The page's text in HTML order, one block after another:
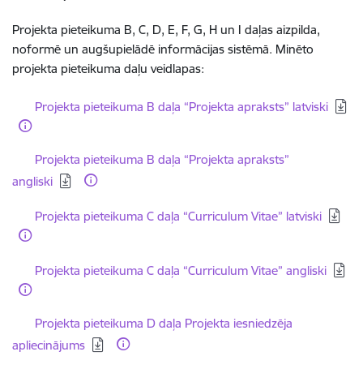
Projekta pieteikuma B, C, D, E, F, G, H un I daļas aizpilda,
noformē un augšupielādē informācijas sistēmā. Minēto
projekta pieteikuma daļu veidlapas:
Lejupielādēt:
Projekta pieteikuma B daļa “Projekta apraksts” latviski
Lejupielādēt:
Projekta pieteikuma B daļa “Projekta apraksts”
angliski
Lejupielādēt:
Projekta pieteikuma C daļa “Curriculum Vitae” latviski
Lejupielādēt:
Projekta pieteikuma C daļa “Curriculum Vitae” angliski
Lejupielādēt:
Projekta pieteikuma D daļa Projekta iesniedzēja
apliecinājums